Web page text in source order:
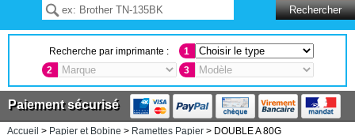
Recherche par imprimante :
1
2
3
Paiement sécurisé
Accueil > Papier et Bobine > Ramettes Papier> DOUBLE A 80G